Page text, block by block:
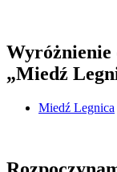
Wyróżnienie
„Miedź
Miedź Legnica